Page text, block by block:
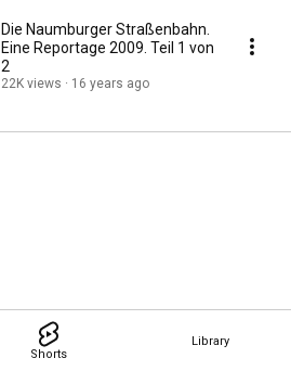
Shorts
Library
Die Naumburger Straßenbahn.
Eine Reportage 2009. Teil 1 von
2
22K views 16 years ago